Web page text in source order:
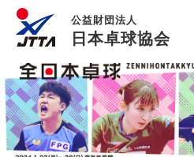
公益財団法人
日本卓球協会